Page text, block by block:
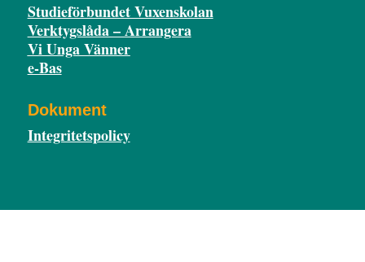
Studieförbundet Vuxenskolan
Verktygslåda – Arrangera
Vi Unga Vänner
e-Bas
Dokument
Integritetspolicy